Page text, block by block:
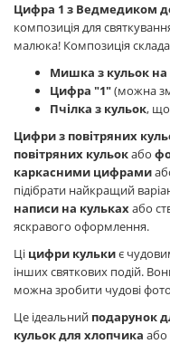
Цифра 1 з Ведмедиком
композиція для
малюка! Композиція
Мишка з кульок на
Цифра "1"(можна
Пчілка з кульок, що
Цифри з повітряних
повітряних кульокабо
каркасними цифрами
підібрати найкращий
написи на кулькахабо
яскравого оформлення.
Ці цифри кулькиє
інших святкових подій.
можна зробити чудові
Це ідеальний подарунок
кульок для хлопчика або